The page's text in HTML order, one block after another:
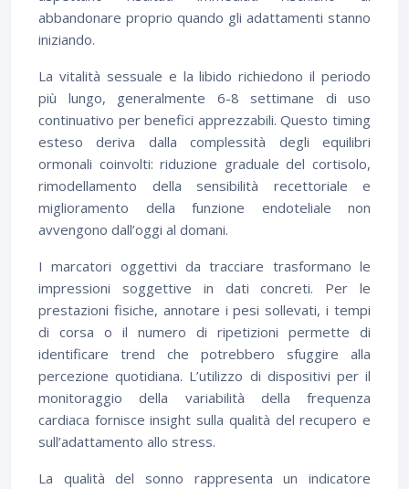
abbandonare proprio quando gli adattamenti stanno
iniziando.
La vitalità sessuale e la libido richiedono il periodo
più lungo, generalmente 6-8 settimane di uso
continuativo per benefici apprezzabili. Questo timing
esteso deriva dalla complessità degli equilibri
ormonali coinvolti: riduzione graduale del cortisolo,
rimodellamento della sensibilità recettoriale e
miglioramento della funzione endoteliale non
avvengono dall’oggi al domani.
I marcatori oggettivi da tracciare trasformano le
impressioni soggettive in dati concreti. Per le
prestazioni fisiche, annotare i pesi sollevati, i tempi
di corsa o il numero di ripetizioni permette di
identificare trend che potrebbero sfuggire alla
percezione quotidiana. L’utilizzo di dispositivi per il
monitoraggio della variabilità della frequenza
cardiaca fornisce insight sulla qualità del recupero e
sull’adattamento allo stress.
La qualità del sonno rappresenta un indicatore